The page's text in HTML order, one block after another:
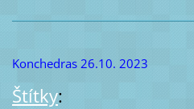
Konchedras 26.10. 2023
Štítky: